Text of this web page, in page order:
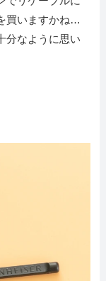
買いますかね…
分なように思い